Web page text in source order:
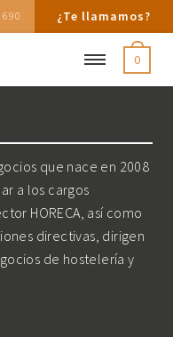
¿Te llamamos?
0
que nace en 2008
a los cargos
HORECA, así como
directivas, dirigen
de hostelería y